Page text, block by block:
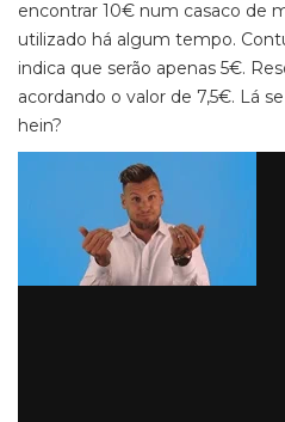
encontrar 10€ num casaco de
utilizado há algum tempo.
indica que serão apenas 5€.
acordando o valor de 7,5€. Lá
hein?